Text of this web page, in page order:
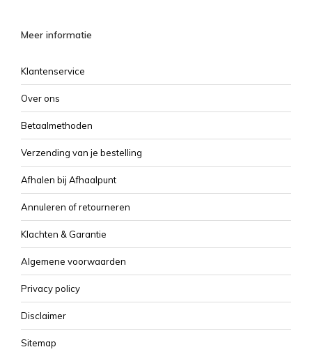
Meer informatie
Klantenservice
Over ons
Betaalmethoden
Verzending van je bestelling
Afhalen bij Afhaalpunt
Annuleren of retourneren
Klachten & Garantie
Algemene voorwaarden
Privacy policy
Disclaimer
Sitemap